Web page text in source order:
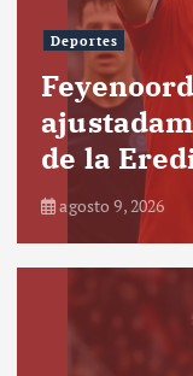
Deportes
de la
agosto 9, 2026